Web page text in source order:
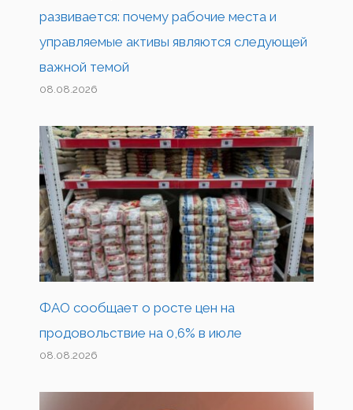
развивается: почему рабочие места и
управляемые активы являются следующей
важной темой
08.08.2026
ФАО сообщает о росте цен на
продовольствие на 0,6% в июле
08.08.2026